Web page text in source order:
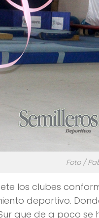
Foto /
los clubes
deportivo.
que de a poco